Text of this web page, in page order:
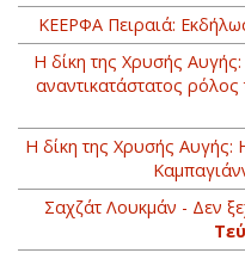
ΚΕΕΡΦΑ Πειραιά:
Η δίκη της Χρυσής
αναντικατάστατος ρόλος
Η δίκη της Χρυσής Αυγής:
Σαχζάτ Λουκμάν - Δεν